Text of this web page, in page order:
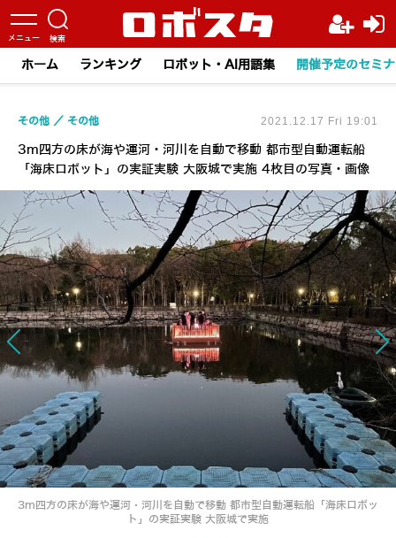
ホーム ランキング ロボット・AI用語集 開催予定のセミ
3m四方の床が海や運河・河川を自動で移動 都市型自動運転船
「海床ロボット」の実証実験 大阪城で実施 4枚目の写真・画像
その他 その他 2021.12.17 Fri 19:01
3m四方の床が海や運河・河川を自動で移動 都市型自動運転船「海床ロボッ
ト」の実証実験 大阪城で実施